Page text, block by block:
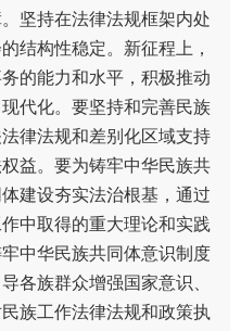
坚持在法律法规框架内处
结构性稳定。新征程上，
的能力和水平，积极推动
代化。要坚持和完善民族
律法规和差别化区域支持
益。要为铸牢中华民族共
建设夯实法治根基，通过
中取得的重大理论和实践
中华民族共同体意识制度
各族群众增强国家意识、
族工作法律法规和政策执